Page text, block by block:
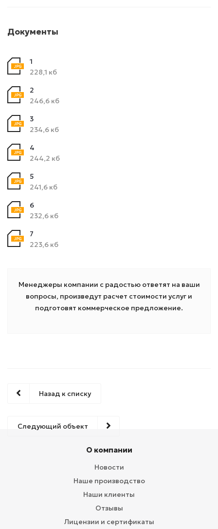
Документы
1
228,1 кб
2
246,6 кб
3
234,6 кб
4
244,2 кб
5
241,6 кб
6
232,6 кб
7
223,6 кб
Менеджеры компании с радостью ответят на ваши
вопросы, произведут расчет стоимости услуг и
подготовят коммерческое предложение.
Назад к списку
Следующий объект
О компании
Новости
Наше производство
Наши клиенты
Отзывы
Лицензии и сертификаты